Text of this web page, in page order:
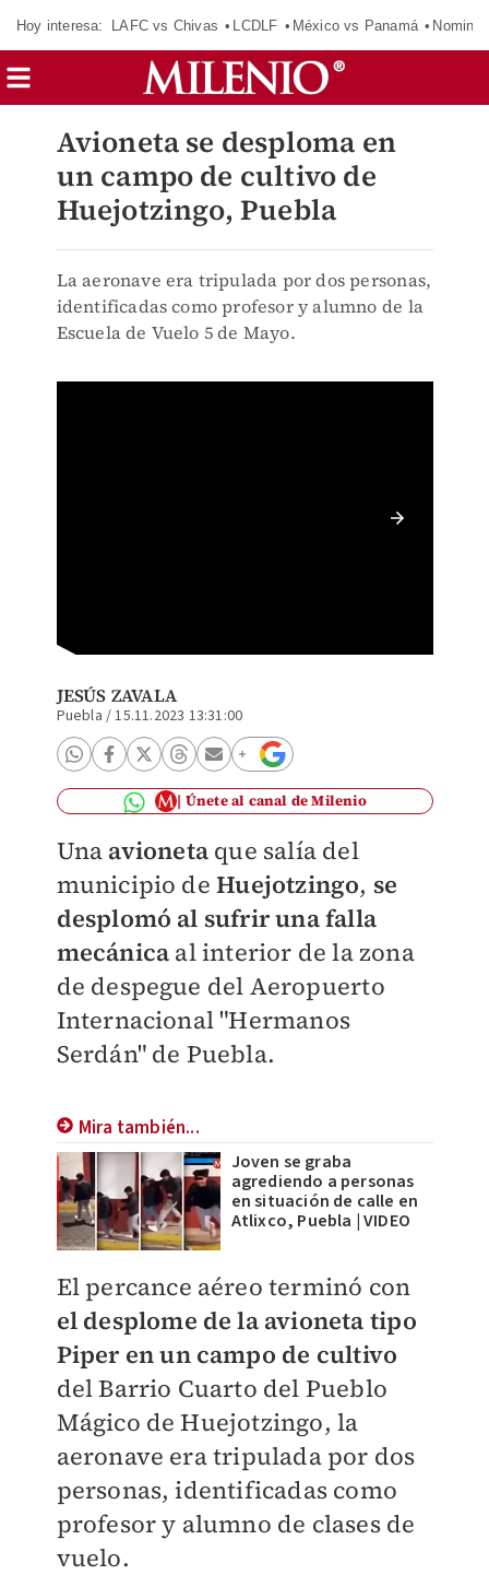
Hoy interesa: LAFC vs Chivas LCDLF México vs Panamá
Avioneta se desploma en
un campo de cultivo de
Huejotzingo, Puebla
La aeronave era tripulada por dos personas,
identificadas como profesor y alumno de la
Escuela de Vuelo 5 de Mayo.
JESÚS ZAVALA
Puebla /15.11.2023 13:31:00
Únete al canal de Milenio
Una avioneta que salía del
municipio deHuejotzingo, se
desplomó al sufrir una falla
mecánica al interior de la zona
de despegue del Aeropuerto
Internacional "Hermanos
Serdán" de Puebla.
Mira también...
Joven se graba
agrediendo a personas
en situación de calle en
Atlixco, Puebla | VIDEO
​El percance aéreo terminó con
el desplome de la avioneta tipo
Piper en un campo de cultivo
del Barrio Cuarto del Pueblo
Mágico de Huejotzingo, la
aeronave era tripulada por dos
personas, identificadas como
profesor y alumno de clases de
vuelo.